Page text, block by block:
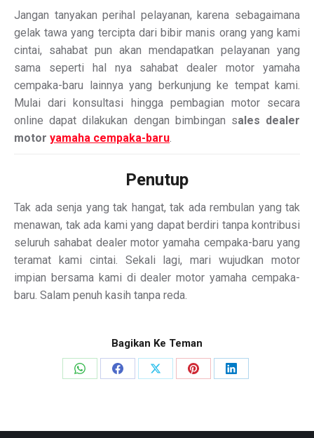
Jangan tanyakan perihal pelayanan, karena sebagaimana
gelak tawa yang tercipta dari bibir manis orang yang kami
cintai, sahabat pun akan mendapatkan pelayanan yang
sama seperti hal nya sahabat dealer motor yamaha
cempaka-baru lainnya yang berkunjung ke tempat kami.
Mulai dari konsultasi hingga pembagian motor secara
online dapat dilakukan dengan bimbingan sales dealer
motor yamaha cempaka-baru.
Penutup
Tak ada senja yang tak hangat, tak ada rembulan yang tak
menawan, tak ada kami yang dapat berdiri tanpa kontribusi
seluruh sahabat dealer motor yamaha cempaka-baru yang
teramat kami cintai. Sekali lagi, mari wujudkan motor
impian bersama kami di dealer motor yamaha cempaka-
baru. Salam penuh kasih tanpa reda.
Bagikan Ke Teman
Share
Share
Share
Share
Share